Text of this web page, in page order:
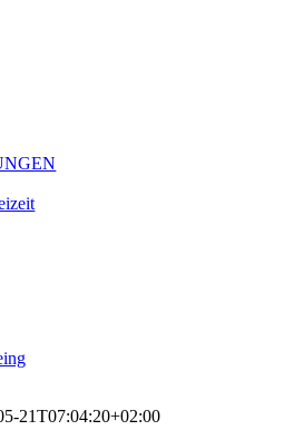
21T07:04:20+02:00